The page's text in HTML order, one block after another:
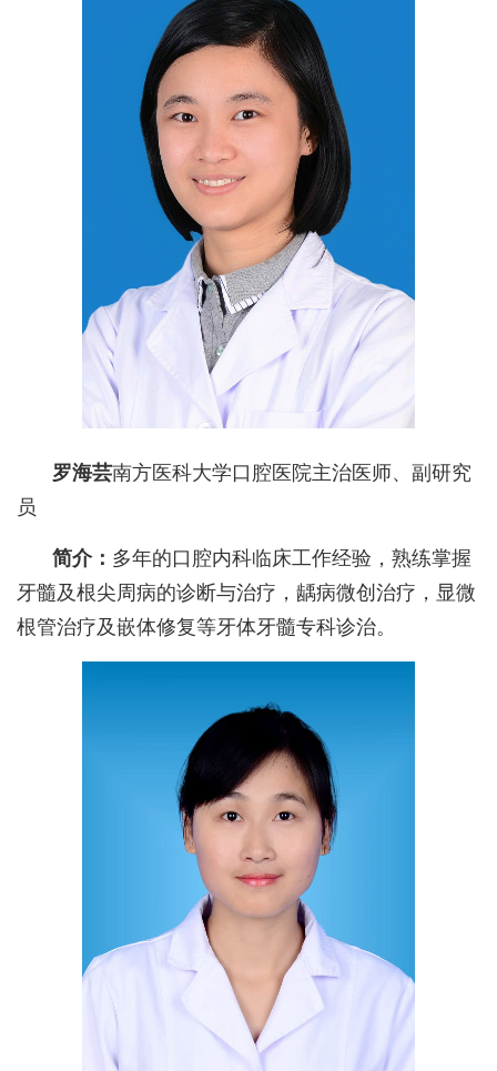
罗海芸南方医科大学口腔医院主治医师、副研究
员
简介： 多年的口腔内科临床工作经验，熟练掌握
牙髓及根尖周病的诊断与治疗，龋病微创治疗，显微
根管治疗及嵌体修复等牙体牙髓专科诊治。